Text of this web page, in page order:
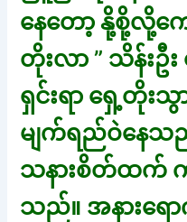
နေတော့ နို့စို့လို့က
တိုးလာ ” သိန်းဦ
ရှင်းရာ ရှေ့တိုးသွ
မျက်ရည်ဝဲနေသ
သနားစိတ်ထက်
သည်။ အနားရေ